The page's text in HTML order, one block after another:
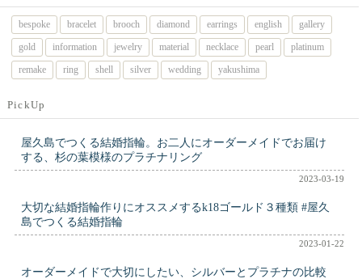
bespoke bracelet brooch diamond earrings english
gallery
gold
information jewelry material necklace pearl
platinum
remake
ring shell silver wedding yakushima
PickUp
屋久島でつくる結婚指輪。お二人にオーダーメイドでお届け
する、杉の葉模様のプラチナリング
2023-03-19
大切な結婚指輪作りにオススメするk18ゴールド３種類 #屋久
島でつくる結婚指輪
2023-01-22
オーダーメイドで大切にしたい、シルバーとプラチナの比較